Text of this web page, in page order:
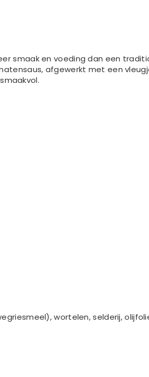
smaak en voeding dan een
afgewerkt met een
wortelen, selderij,